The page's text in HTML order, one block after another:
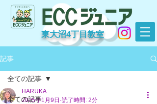
東大沼4丁目教室
記事
全ての記事
全ての記事
HARUKA
2025年1月9日 読了時間: 2分